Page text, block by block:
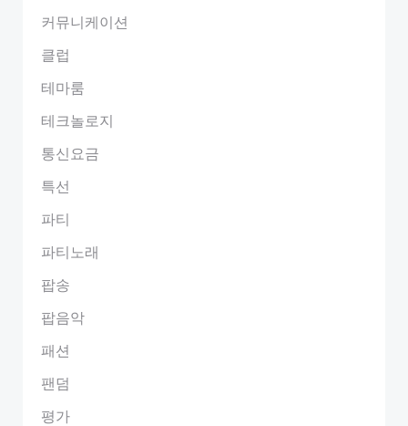
커뮤니케이션
클럽
테마룸
테크놀로지
통신요금
특선
파티
파티노래
팝송
팝음악
패션
팬덤
평가